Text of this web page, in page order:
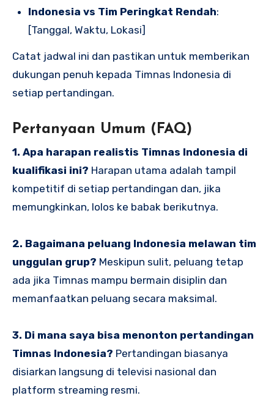
Indonesia vs Tim Peringkat Rendah:
[Tanggal, Waktu, Lokasi]
Catat jadwal ini dan pastikan untuk memberikan
dukungan penuh kepada Timnas Indonesia di
setiap pertandingan.
Pertanyaan Umum (FAQ)
1. Apa harapan realistis Timnas Indonesia di
kualifikasi ini? Harapan utama adalah tampil
kompetitif di setiap pertandingan dan, jika
memungkinkan, lolos ke babak berikutnya.
2. Bagaimana peluang Indonesia melawan tim
unggulan grup? Meskipun sulit, peluang tetap
ada jika Timnas mampu bermain disiplin dan
memanfaatkan peluang secara maksimal.
3. Di mana saya bisa menonton pertandingan
Timnas Indonesia? Pertandingan biasanya
disiarkan langsung di televisi nasional dan
platform streaming resmi.